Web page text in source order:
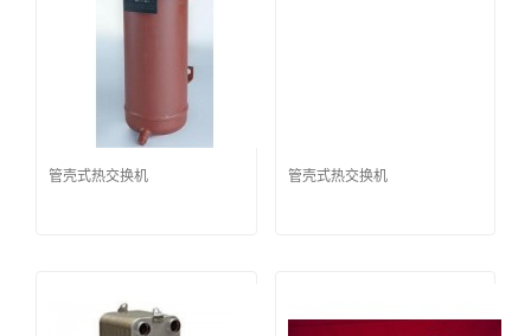
管壳式热交换机 管壳式热交换机